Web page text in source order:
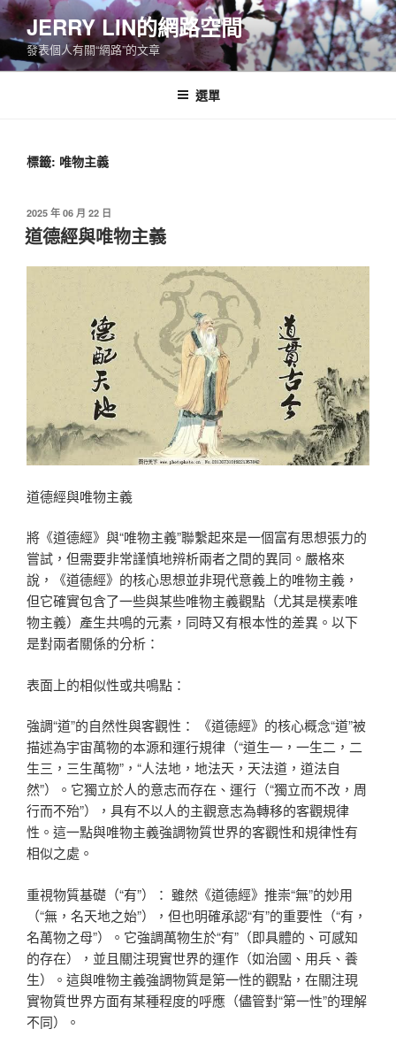
跳
至
主
要
JERRY LIN的網路空間
發表個人有關“網路”的文章
選單
標籤: 唯物主義
發
佈
於
2025 年 06 月 22 日
道德經與唯物主義
道德經與唯物主義
將《道德經》與“唯物主義”聯繫起來是一個富有思想張力的
嘗試，但需要非常謹慎地辨析兩者之間的異同。嚴格來
說，《道德經》的核心思想並非現代意義上的唯物主義，
但它確實包含了一些與某些唯物主義觀點（尤其是樸素唯
物主義）產生共鳴的元素，同時又有根本性的差異。以下
是對兩者關係的分析：
表面上的相似性或共鳴點：
強調“道”的自然性與客觀性： 《道德經》的核心概念“道”被
描述為宇宙萬物的本源和運行規律（“道生一，一生二，二
生三，三生萬物”，“人法地，地法天，天法道，道法自
然”）。它獨立於人的意志而存在、運行（“獨立而不改，周
行而不殆”），具有不以人的主觀意志為轉移的客觀規律
性。這一點與唯物主義強調物質世界的客觀性和規律性有
相似之處。
重視物質基礎（“有”）： 雖然《道德經》推崇“無”的妙用
（“無，名天地之始”），但也明確承認“有”的重要性（“有，
名萬物之母”）。它強調萬物生於“有”（即具體的、可感知
的存在），並且關注現實世界的運作（如治國、用兵、養
生）。這與唯物主義強調物質是第一性的觀點，在關注現
實物質世界方面有某種程度的呼應（儘管對“第一性”的理解
不同）。